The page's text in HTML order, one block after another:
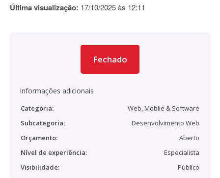
Última visualização: 17/10/2025 às 12:11
Fechado
Informações adicionais
Categoria:
Web, Mobile & Software
Subcategoria:
Desenvolvimento Web
Orçamento:
Aberto
Nível de experiência:
Especialista
Visibilidade:
Público